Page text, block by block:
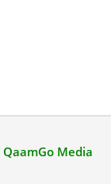
QaamGo Media